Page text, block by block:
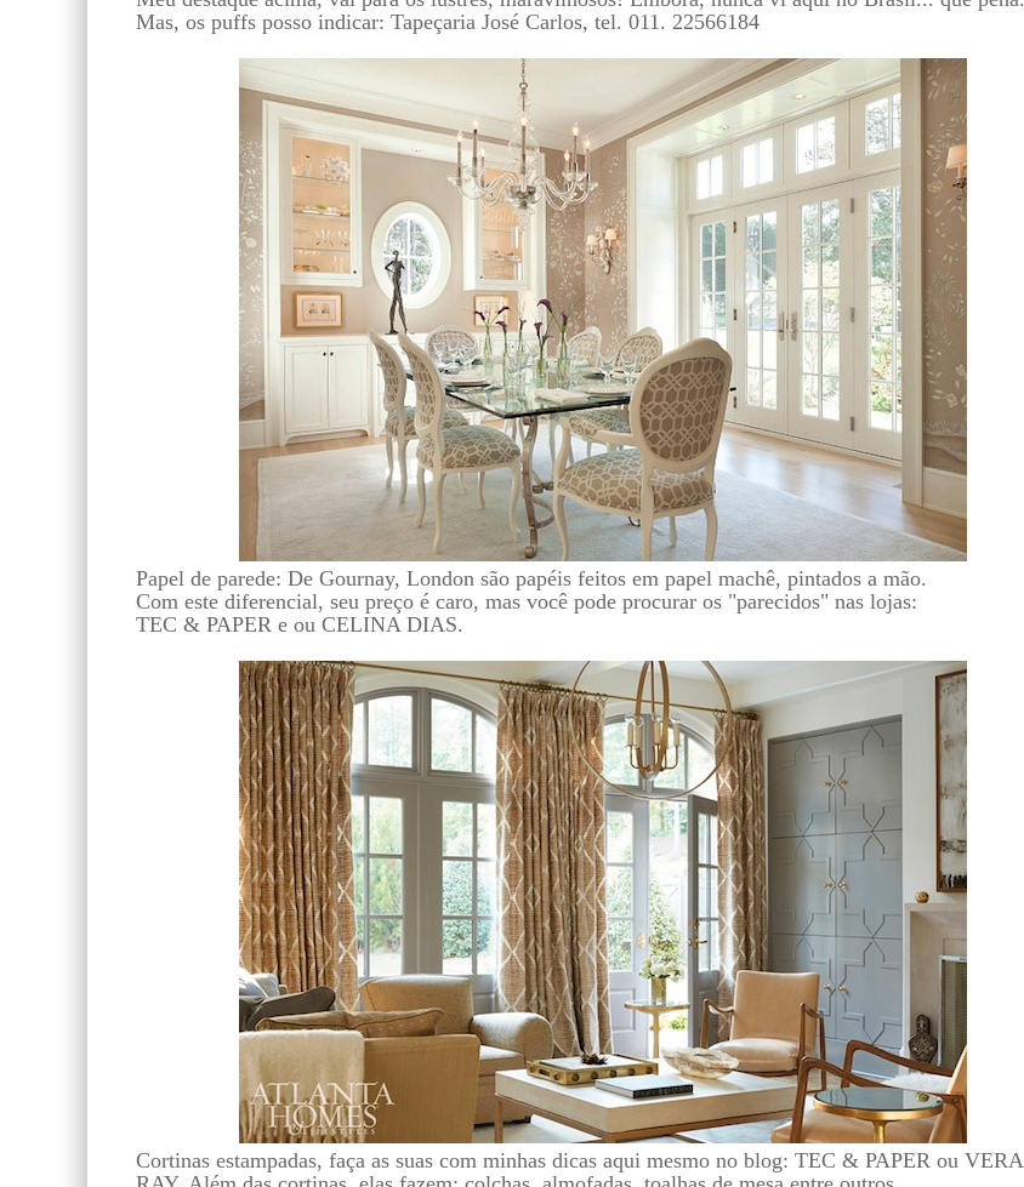
Mas, os puffs posso indicar: Tapeçaria José Carlos, tel. 011. 22566184
Papel de parede: De Gournay, London são papéis feitos em papel machê, pintados a mão.
Com este diferencial, seu preço é caro, mas você pode procurar os "parecidos" nas lojas:
TEC & PAPER e ou CELINA DIAS.
Cortinas estampadas, faça as suas com minhas dicas aqui mesmo no blog: TEC & PAPER ou VERA